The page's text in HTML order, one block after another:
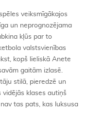
veiksmīgākajos
un neprognozējama
kļūs par to
valstsvienības
kopš lieliskā Anete
gaitām izlasē.
stilā, pieredzē un
vidējās klases autiņš
tas pats, kas luksusa